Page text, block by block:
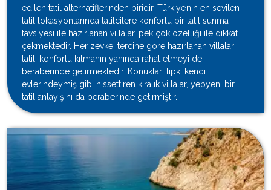
edilen tatil alternatiflerinden biridir. Türkiye’nin en sevilen
tatil lokasyonlarında tatilcilere konforlu bir tatil sunma
tavsiyesi ile hazırlanan villalar, pek çok özelliği ile dikkat
çekmektedir. Her zevke, tercihe göre hazırlanan villalar
tatili konforlu kılmanın yanında rahat etmeyi de
beraberinde getirmektedir. Konukları tıpkı kendi
evlerindeymiş gibi hissettiren kiralık villalar, yepyeni bir
tatil anlayışını da beraberinde getirmiştir.